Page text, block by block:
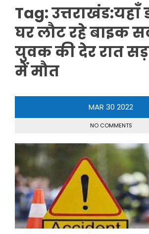
Tag:उत्तराखंड:यहाँ
घर लौट रहे बाइक
युवक की देर रात
में मौत
MAR 30 2022
NO COMMENTS